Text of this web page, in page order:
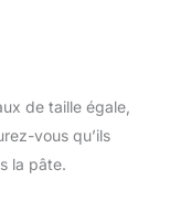
de taille égale,
vous qu’ils
la pâte.